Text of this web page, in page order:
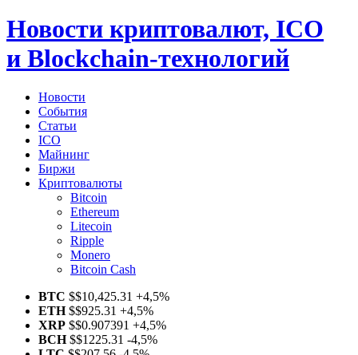
Новости криптовалют, ICO
и Blockchain-технологий
Новости
События
Статьи
ICO
Майнинг
Биржи
Криптовалюты
Bitcoin
Ethereum
Litecoin
Ripple
Monero
Bitcoin Cash
BTC $$10,425.31 +4,5%
ETH$$925.31 +4,5%
XRP $$0.907391 +4,5%
BCH$$1225.31 -4,5%